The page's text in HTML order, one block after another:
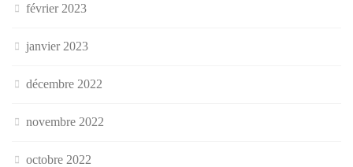
février 2023
janvier 2023
décembre 2022
novembre 2022
octobre 2022